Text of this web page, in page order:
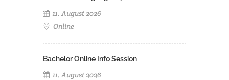
11. August 2026
Online
Bachelor Online Info Session
11. August 2026